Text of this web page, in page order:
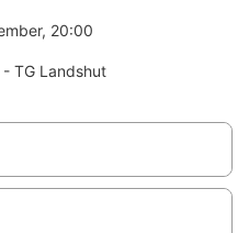
20:00
TG Landshut